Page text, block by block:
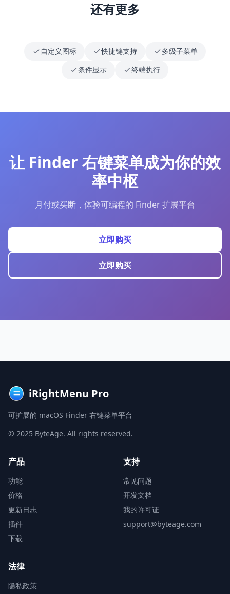
还有更多
自定义图标 快捷键支持
多级子菜单
条件显示
终端执行
让 Finder 右键菜单成为你的效
率中枢
月付或买断，体验可编程的 Finder 扩展平台
立即购买
立即购买
iRightMenu Pro
可扩展的 macOS Finder 右键菜单平台
© 2025 ByteAge. All rights reserved.
产品
功能
价格
更新日志
插件
下载
支持
常见问题
开发文档
我的许可证
support@byteage.com
法律
隐私政策